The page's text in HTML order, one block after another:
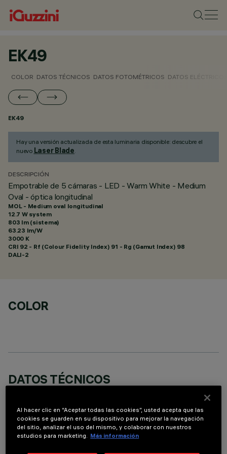
EK49
COLOR DATOS TÉCNICOS DATOS FOTOMÉTRICOS DATOS
EK49
Hay una versión actualizada de esta luminaria disponible: descubre el
nuevo Laser Blade.
DESCRIPCIÓN
Empotrable de 5 cámaras - LED - Warm White - Medium
Oval - óptica longitudinal
MOL - Medium oval longitudinal
12.7 W system
803 lm (sistema)
63.23 lm/W
3000 K
CRI 92 - Rf (Colour Fidelity Index) 91 - Rg (Gamut Index) 98
DALI-2
COLOR
DATOS TÉCNICOS
DESCRIPCIÓN
Luminaria miniaturizada empotrable rectangular de 5
Al hacer clic en “Aceptar todas las cookies”, usted acepta que las
cookies se guarden en su dispositivo para mejorar la navegación
del sitio, analizar el uso del mismo, y colaborar con nuestros
estudios para marketing. Más información